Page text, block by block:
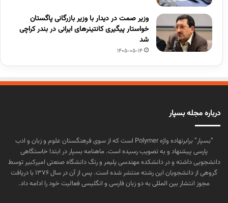
وزیر صمت در دیدار با وزیر بازرگانی پاگستان
خواستار پیگیری کانتینرهای ایرانی در بندر کراچی
شد
1405-05-14
درباره مجله بسپار
“بسپار” برابرنهاده واژه Polymer است که از سوی فرهنگستان علوم و زبان و ادب
پارسی پیشنهاد و به تصویب رسیده است. ماهنامه بسپار در ابتدا خاستگاهی
دانشجویی داشته و در دانشکده مهندسی پلیمر و رنگ دانشگاه صنعتی امیرکبیر توسط
گروهی از دانشجویان این رشته منتشر شده است. پس از آن در سال ۱۳۷۶ با دریافت
مجوز انتشار بین المللی به دو زبان فارسی و انگلیسی فعالیت خود را ادامه داد.